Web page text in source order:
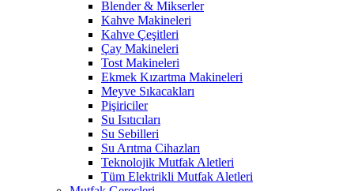
Blender & Mikserler
Kahve Makineleri
Kahve Çeşitleri
Çay Makineleri
Tost Makineleri
Ekmek Kızartma Makineleri
Meyve Sıkacakları
Pişiriciler
Su Isıtıcıları
Su Sebilleri
Su Arıtma Cihazları
Teknolojik Mutfak Aletleri
Tüm Elektrikli Mutfak Aletleri